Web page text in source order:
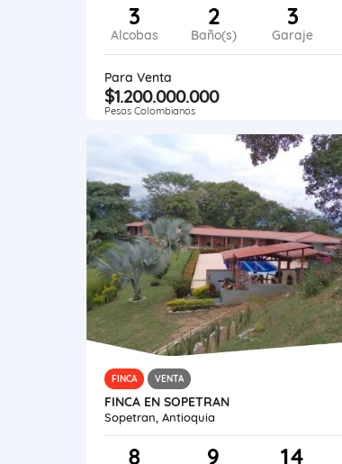
3
Alcobas
2
Baño(s)
3
Garaje
Para Venta
$1.200.000.000
Pesos Colombianos
FINCA VENTA
FINCA EN SOPETRAN
Sopetran, Antioquia
8 9 14